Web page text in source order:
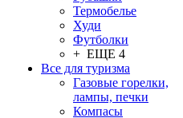
Термобелье
Худи
Футболки
+ ЕЩЕ 4
Все для туризма
Газовые горелки,
лампы, печки
Компасы